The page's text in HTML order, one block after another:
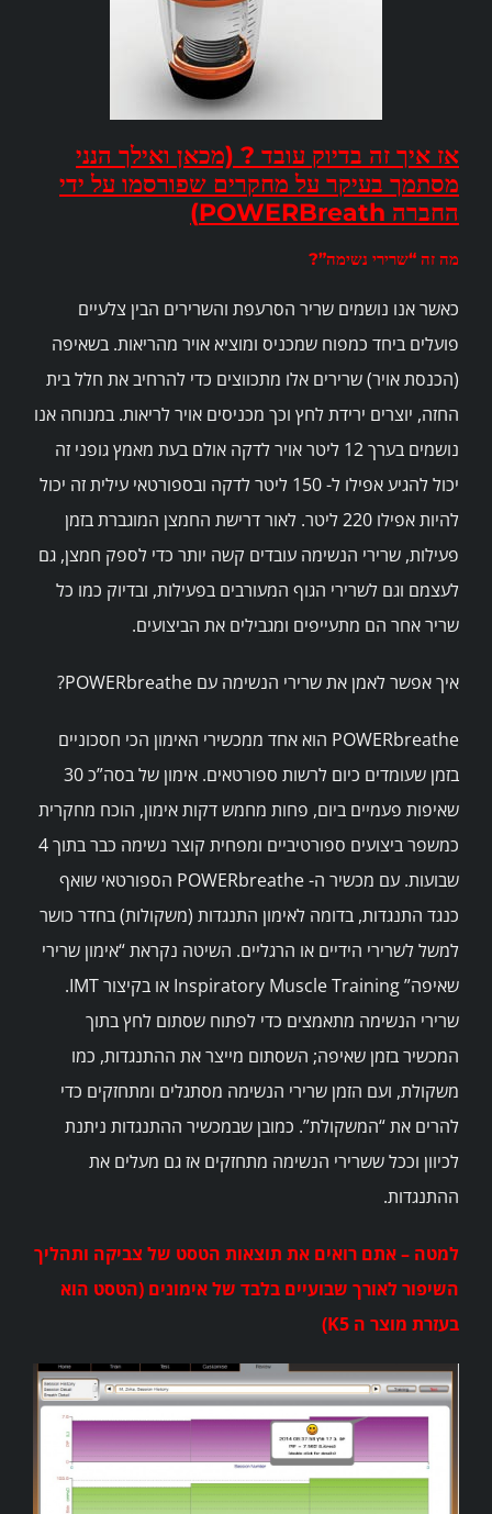
אז איך זה בדיוק עובד ? (מכאן ואילך הנני
מסתמך בעיקר על מחקרים שפורסמו על ידי
החברה POWERBreath)
מה זה “שרירי נשימה”?
כאשר אנו נושמים שריר הסרעפת והשרירים הבין צלעיים
פועלים ביחד כמפוח שמכניס ומוציא אויר מהריאות. בשאיפה
(הכנסת אויר) שרירים אלו מתכווצים כדי להרחיב את חלל בית
החזה, יוצרים ירידת לחץ וכך מכניסים אויר לריאות. במנוחה אנו
נושמים בערך 12 ליטר אויר לדקה אולם בעת מאמץ גופני זה
יכול להגיע אפילו ל- 150 ליטר לדקה ובספורטאי עילית זה יכול
להיות אפילו 220 ליטר. לאור דרישת החמצן המוגברת בזמן
פעילות, שרירי הנשימה עובדים קשה יותר כדי לספק חמצן, גם
לעצמם וגם לשרירי הגוף המעורבים בפעילות, ובדיוק כמו כל
שריר אחר הם מתעייפים ומגבילים את הביצועים.
איך אפשר לאמן את שרירי הנשימה עם POWERbreathe?
POWERbreathe הוא אחד ממכשירי האימון הכי חסכוניים
בזמן שעומדים כיום לרשות ספורטאים. אימון של בסה”כ 30
שאיפות פעמיים ביום, פחות מחמש דקות אימון, הוכח מחקרית
כמשפר ביצועים ספורטיביים ומפחית קוצר נשימה כבר בתוך 4
שבועות. עם מכשיר ה- POWERbreathe הספורטאי שואף
כנגד התנגדות, בדומה לאימון התנגדות (משקולות) בחדר כושר
למשל לשרירי הידיים או הרגליים. השיטה נקראת “אימון שרירי
שאיפה” Inspiratory Muscle Training או בקיצור IMT.
שרירי הנשימה מתאמצים כדי לפתוח שסתום לחץ בתוך
המכשיר בזמן שאיפה; השסתום מייצר את ההתנגדות, כמו
משקולת, ועם הזמן שרירי הנשימה מסתגלים ומתחזקים כדי
להרים את “המשקולת”. כמובן שבמכשיר ההתנגדות ניתנת
לכיוון וככל ששרירי הנשימה מתחזקים אז גם מעלים את
ההתנגדות.
למטה – אתם רואים את תוצאות הטסט של צביקה ותהליך
השיפור לאורך שבועיים בלבד של אימונים (הטסט הוא
בעזרת מוצר ה K5)